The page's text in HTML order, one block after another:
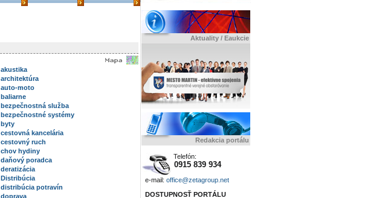
Aktuality / Eaukcie
Redakcia portálu
Telefón:
0915 839 934
e-mail: office@zetagroup.net
DOSTUPNOSŤ PORTÁLU
akustika
architektúra
auto-moto
baliarne
bezpečnostná služba
bezpečnostné systémy
byty
cestovná kancelária
cestovný ruch
chov hydiny
daňový poradca
deratizácia
Distribúcia
distribúcia potravín
doprava